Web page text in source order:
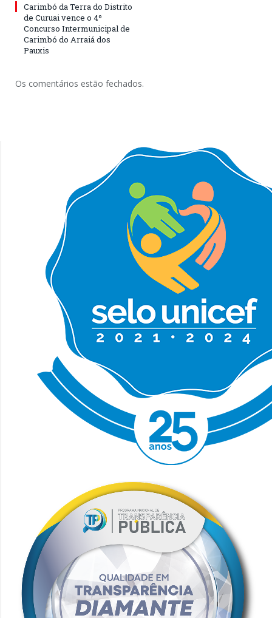
Carimbó da Terra do Distrito
de Curuai vence o 4º
Concurso Intermunicipal de
Carimbó do Arraiá dos
Pauxis
Os comentários estão fechados.